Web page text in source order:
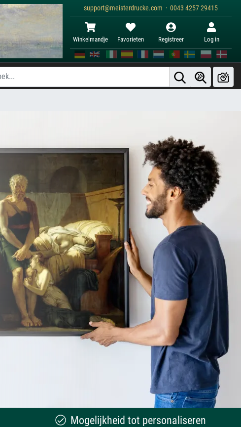
support@meisterdrucke.com · 0043 4257 29415
Winkelmandje Favorieten Registreer Log in
Mogelijkheid tot personaliseren